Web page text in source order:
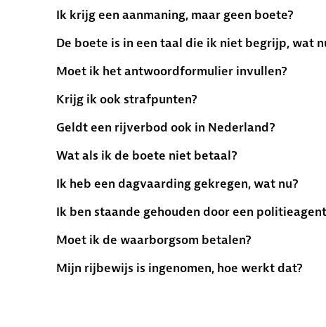
Ik krijg een aanmaning, maar geen boete?
De boete is in een taal die ik niet begrijp, wat
Moet ik het antwoordformulier invullen?
Krijg ik ook strafpunten?
Geldt een rijverbod ook in Nederland?
Wat als ik de boete niet betaal?
Ik heb een dagvaarding gekregen, wat nu?
Ik ben staande gehouden door een
Moet ik de waarborgsom betalen?
Mijn rijbewijs is ingenomen, hoe werkt dat?